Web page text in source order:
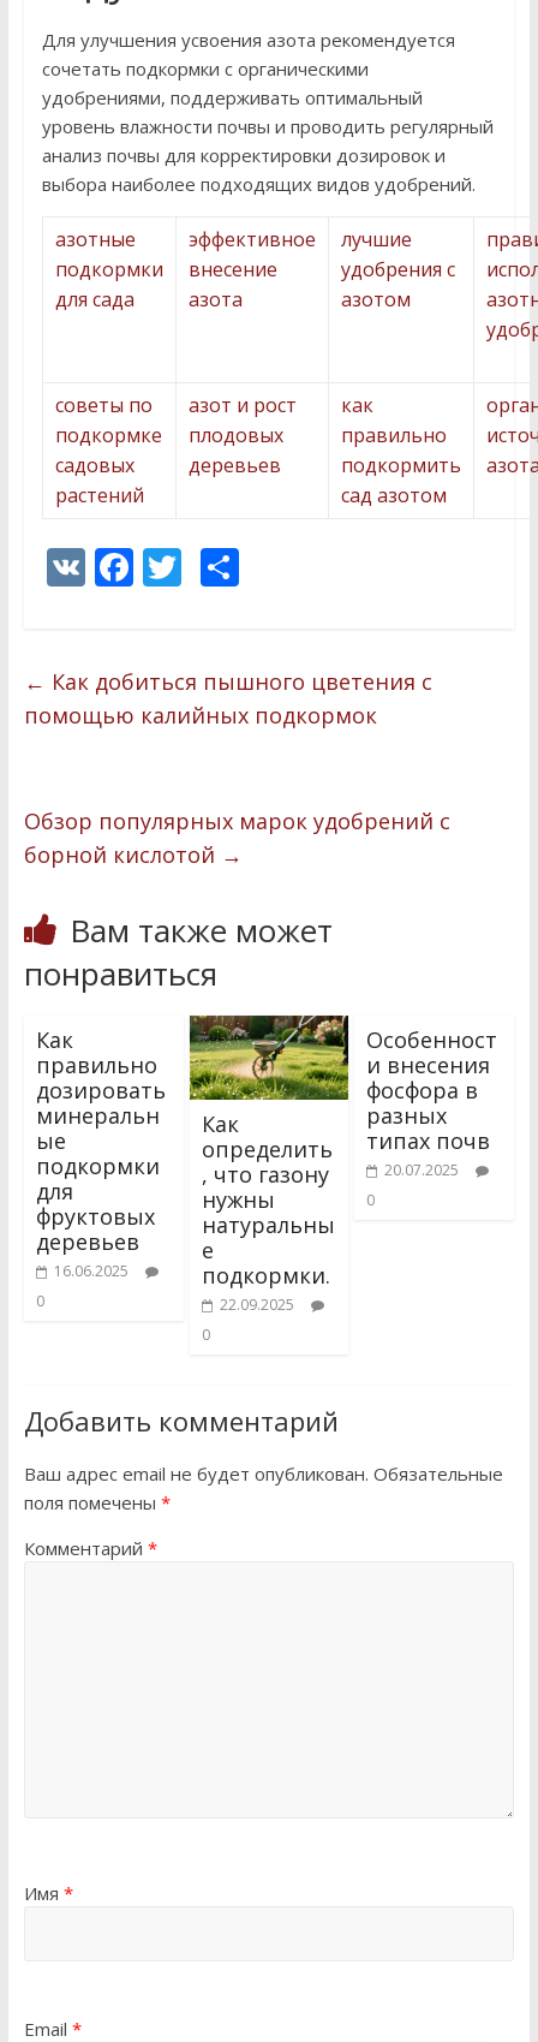
Для улучшения усвоения азота рекомендуется
сочетать подкормки с органическими
удобрениями, поддерживать оптимальный
уровень влажности почвы и проводить регулярный
анализ почвы для корректировки дозировок и
выбора наиболее подходящих видов удобрений.
азотные
подкормки
для сада
эффективное
внесение
азота
лучшие
удобрения с
азотом
советы по
подкормке
садовых
растений
азот и рост
плодовых
деревьев
как
правильно
подкормить
сад азотом
V F
b
o
T
er
О
р
а
т
ь
← Как добиться пышного цветения с
помощью калийных подкормок
Обзор популярных марок удобрений с
борной кислотой →
Вам также может
понравиться
Как
правильно
дозировать
минеральн
ые
подкормки
для
фруктовых
деревьев
16.06.2025
0
Как
определить
, что газону
нужны
натуральны
е
подкормки.
22.09.2025
0
Особенност
и внесения
фосфора в
разных
типах почв
20.07.2025
0
Добавить комментарий
Ваш адрес email не будет опубликован. Обязательные
поля помечены *
Комментарий *
Имя *
Email *